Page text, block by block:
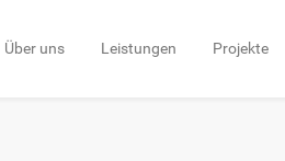
Über uns Leistungen Projekte